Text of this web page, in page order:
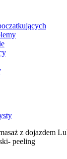
z dojazdem
peeling